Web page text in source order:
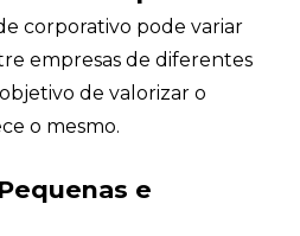
corporativo pode variar
empresas de diferentes
de valorizar o
o mesmo.
e